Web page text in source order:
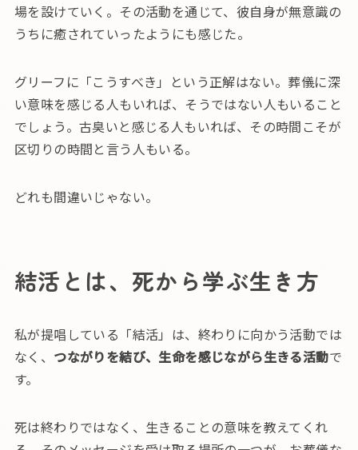
場を設けていく。その活動を通じて、彼自身が無意識の
うちに癒されていったようにも感じた。
グリーフに「こうすべき」という正解はない。葬儀に深
い意味を感じる人もいれば、そうではない人もいること
でしょう。古臭いと感じる人もいれば、その時間こそが
区切りの時間と言う人もいる。
どれも間違いじゃない。
結活とは、死から学ぶ生き方
私が提唱している「結活」は、終わりに向かう活動では
なく、 つながりを結び、生命を感じながら生きる活動で
す。
死は終わりではなく、生きることの意味を教えてくれ